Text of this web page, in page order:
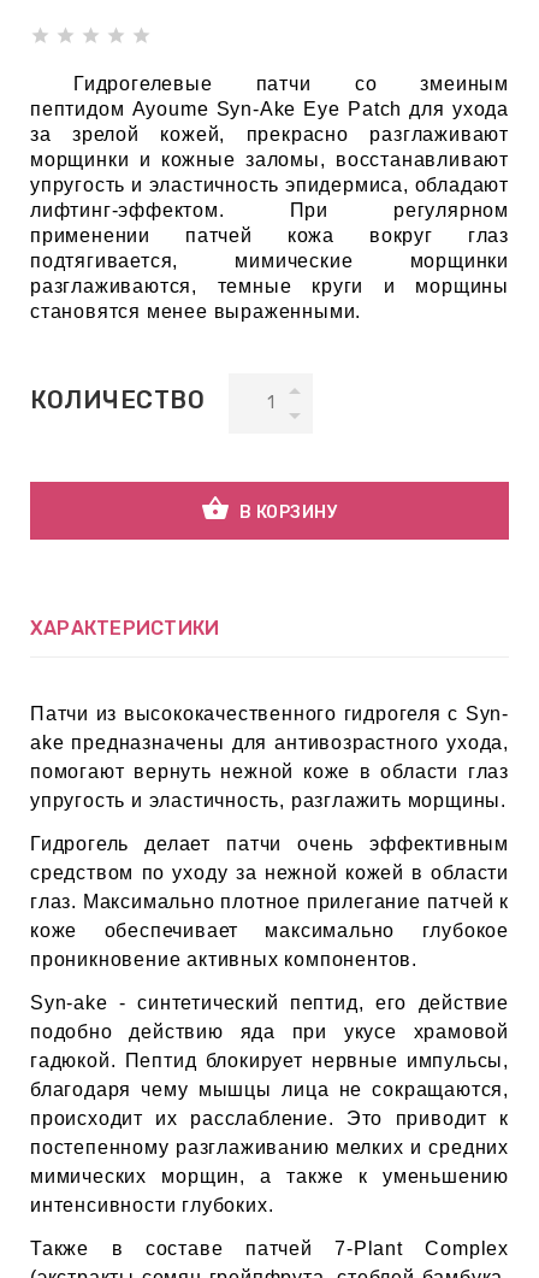
И
ТЕЙПЫ
Гидрогелевые патчи со змеиным
пептидом Ayoume Syn-Ake Eye Patch для ухода
за зрелой кожей, прекрасно разглаживают
морщинки и кожные заломы, восстанавливают
упругость и эластичность эпидермиса, обладают
лифтинг-эффектом. При регулярном
применении патчей кожа вокруг глаз
подтягивается, мимические морщинки
разглаживаются, темные круги и морщины
становятся менее выраженными.
КОЛИЧЕСТВО
shopping_basket В КОРЗИНУ
ХАРАКТЕРИСТИКИ
Патчи из высококачественного гидрогеля с Syn-
ake предназначены для антивозрастного ухода,
помогают вернуть нежной коже в области глаз
упругость и эластичность, разглажить морщины.
Гидрогель делает патчи очень эффективным
средством по уходу за нежной кожей в области
глаз. Максимально плотное прилегание патчей к
коже обеспечивает максимально глубокое
проникновение активных компонентов.
Syn-ake - синтетический пептид, его действие
подобно действию яда при укусе храмовой
гадюкой. Пептид блокирует нервные импульсы,
благодаря чему мышцы лица не сокращаются,
происходит их расслабление. Это приводит к
постепенному разглаживанию мелких и средних
мимических морщин, а также к уменьшению
интенсивности глубоких.
Также в составе патчей 7-Plant Complex